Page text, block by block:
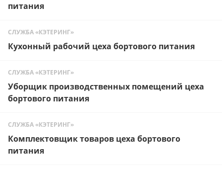
питания
СЛУЖБА «КЭТЕРИНГ»
Кухонный рабочий цеха бортового питания
СЛУЖБА «КЭТЕРИНГ»
Уборщик производственных помещений цеха
бортового питания
СЛУЖБА «КЭТЕРИНГ»
Комплектовщик товаров цеха бортового
питания